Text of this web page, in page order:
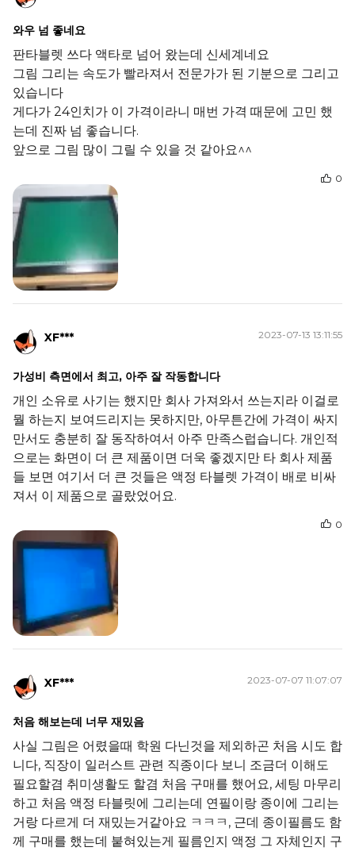
와우 넘 좋네요
판타블렛 쓰다 액타로 넘어 왔는데 신세계네요
그림 그리는 속도가 빨라져서 전문가가 된 기분으로 그리고
있습니다
게다가 24인치가 이 가격이라니 매번 가격 때문에 고민 했
는데 진짜 넘 좋습니다.
앞으로 그림 많이 그릴 수 있을 것 같아요^^
0
XF*** 2023-07-13 13:11:55
가성비 측면에서 최고, 아주 잘 작동합니다
개인 소유로 사기는 했지만 회사 가져와서 쓰는지라 이걸로
뭘 하는지 보여드리지는 못하지만, 아무튼간에 가격이 싸지
만서도 충분히 잘 동작하여서 아주 만족스럽습니다. 개인적
으로는 화면이 더 큰 제품이면 더욱 좋겠지만 타 회사 제품
들 보면 여기서 더 큰 것들은 액정 타블렛 가격이 배로 비싸
져서 이 제품으로 골랐었어요.
0
XF*** 2023-07-07 11:07:07
처음 해보는데 너무 재밌음
사실 그림은 어렸을때 학원 다닌것을 제외하곤 처음 시도 합
니다, 직장이 일러스트 관련 직종이다 보니 조금더 이해도
필요할겸 취미생활도 할겸 처음 구매를 했어요, 세팅 마무리
하고 처음 액정 타블릿에 그리는데 연필이랑 종이에 그리는
거랑 다르게 더 재밌는거같아요 ㅋㅋㅋ, 근데 종이필름도 함
께 구매를 했는데 붙혀있는게 필름인지 액정 그 자체인지 구